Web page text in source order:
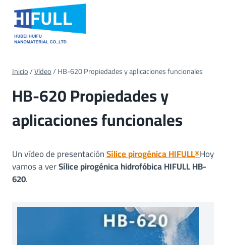
contenido
Inicio/Vídeo/HB-620 Propiedades y aplicaciones funcionales
HB-620 Propiedades y
aplicaciones funcionales
Un vídeo de presentaciónSílice pirogénica HIFULL®Hoy
vamos a verSílice pirogénica hidrofóbica HIFULL HB-
620.